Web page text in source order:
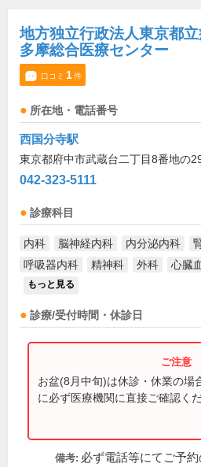
地方独立行政法人東京都
多摩総合医療センター
口コミ 1件
所在地・電話番号
西国分寺駅
東京都府中市武蔵台二丁目8番地の
042-323-5111
診療科目
内科 脳神経内科 内分泌内科
呼吸器内科
精神科 外科 心臓
もっと見る
診療/受付時間・休診日
お盆(8月中旬)は休診・休業の場
に必ず医療機関に直接ご確認くだ
備考: 必ず電話等にてご予